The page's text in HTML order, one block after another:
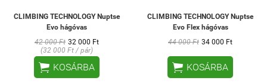
CLIMBING TECHNOLOGY Nuptse
Evo hágóvas
42 000 Ft 32 000 Ft
(32 000 Ft / pár)
 KOSÁRBA
CLIMBING TECHNOLOGY Nuptse
Evo Flex hágóvas
44 000 Ft 34 000 Ft
 KOSÁRBA